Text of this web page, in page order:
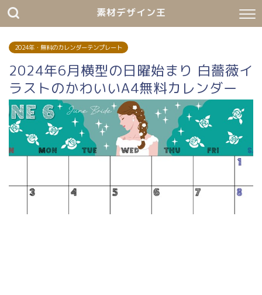
素材デザイン王
2024年・無料のカレンダーテンプレート
2024年6月横型の日曜始まり 白薔薇イ
ラストのかわいいA4無料カレンダー